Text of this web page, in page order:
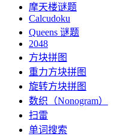
摩天楼谜题
Calcudoku
Queens 谜题
2048
方块拼图
重力方块拼图
旋转方块拼图
数织（Nonogram）
扫雷
单词搜索